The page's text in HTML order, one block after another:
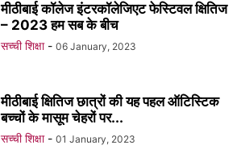
मीठीबाई कॉलेज इंटरकॉलेजिएट फेस्टिवल क्षितिज
– 2023 हम सब के बीच
सच्ची शिक्षा - 06 January, 2023
मीठीबाई क्षितिज छात्रों की यह पहल ऑटिस्टिक
बच्चों के मासूम चेहरों पर...
सच्ची शिक्षा - 01 January, 2023